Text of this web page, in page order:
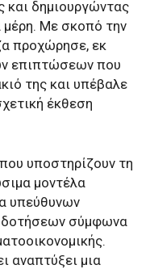
και δημιουργώντας
μέρη. Με σκοπό την
προχώρησε, εκ
επιπτώσεων που
της και υπέβαλε
έκθεση
υποστηρίζουν τη
μοντέλα
υπεύθυνων
σύμφωνα
αναπτύξει μια